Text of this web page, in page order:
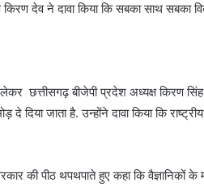
देव ने दावा किया कि सबका साथ सबका
छत्तीसगढ़ बीजेपी प्रदेश अध्यक्ष किरण
दे दिया जाता है. उन्होंने दावा किया कि
की पीठ थपथपाते हुए कहा कि वैज्ञानिकों के